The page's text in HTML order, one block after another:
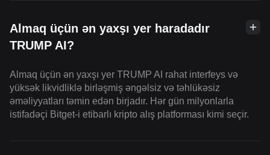
Almaq üçün ən yaxşı yer haradadır
TRUMP AI?
Almaq üçün ən yaxşı yer TRUMP AI rahat interfeys və
yüksək likvidliklə birləşmiş əngəlsiz və təhlükəsiz
əməliyyatları təmin edən birjadır. Hər gün milyonlarla
istifadəçi Bitget-i etibarlı kripto alış platforması kimi seçir.